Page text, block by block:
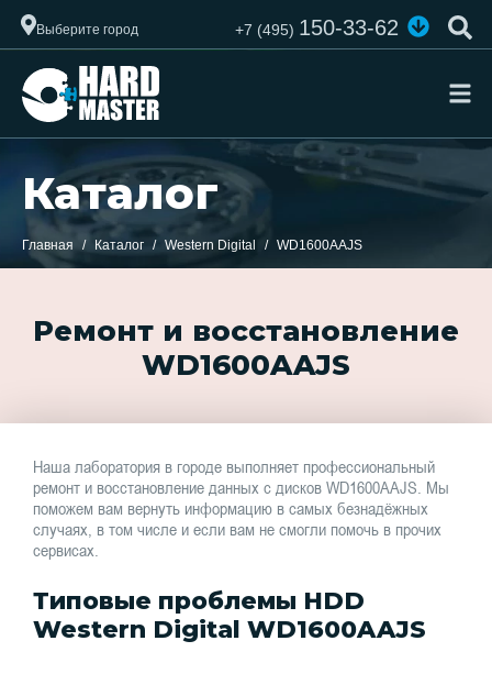
Выберите город +7 (495)150-33-62
Каталог
Главная Каталог Western Digital WD1600AAJS
Ремонт и восстановление
WD1600AAJS
Наша лаборатория в городе выполняет профессиональный
ремонт и восстановление данных с дисков WD1600AAJS. Мы
поможем вам вернуть информацию в самых безнадёжных
случаях, в том числе и если вам не смогли помочь в прочих
сервисах.
Типовые проблемы HDD
Western Digital WD1600AAJS